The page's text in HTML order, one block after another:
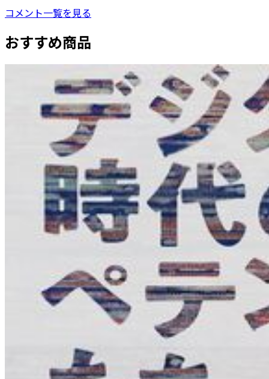
コメント一覧を見る
おすすめ商品